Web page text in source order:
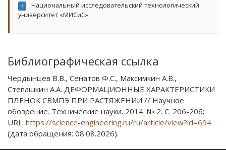
1
Национальный исследовательский технологический
университет «МИСиС»
Библиографическая ссылка
Чердынцев В.В., Сенатов Ф.С., Максимкин А.В.,
Степашкин А.А. ДЕФОРМАЦИОННЫЕ ХАРАКТЕРИСТИКИ
ПЛЕНОК СВМПЭ ПРИ РАСТЯЖЕНИИ // Научное
обозрение. Технические науки. 2014. № 2. С. 206-206;
URL: https://science-engineering.ru/ru/article/view?id=694
(дата обращения: 08.08.2026).